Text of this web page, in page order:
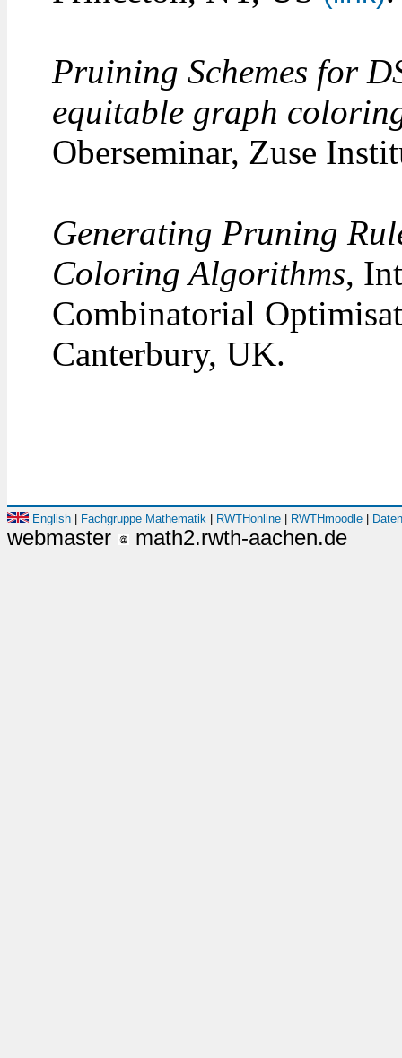
Pruining Schemes for
equitable graph
Oberseminar, Zuse
Generating Pruning
Coloring Algorithms,
Combinatorial
Canterbury, UK.
English Fachgruppe Mathematik RWTHonline RWTHmoodle
webmaster math2.rwth-aachen.de